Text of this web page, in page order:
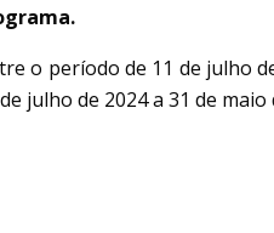
o período de 11 de julho
julho de 2024 a 31 de maio